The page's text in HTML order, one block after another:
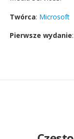
Twórca: Microsoft
Pierwsze wydanie